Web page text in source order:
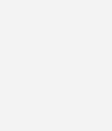
in Wohn- und
an bestehenden
ist hingegen
für
Gebäuden
Wohnungen gestiegen.